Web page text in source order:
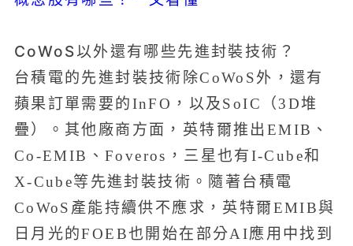
CoWoS以外還有哪些先進封裝技術？
台積電的先進封裝技術除CoWoS外，還有
蘋果訂單需要的InFO，以及SoIC（3D堆
疊）。其他廠商方面，英特爾推出EMIB、
Co-EMIB、Foveros，三星也有I-Cube和
X-Cube等先進封裝技術。隨著台積電
CoWoS產能持續供不應求，英特爾EMIB與
日月光的FOEB也開始在部分AI應用中找到